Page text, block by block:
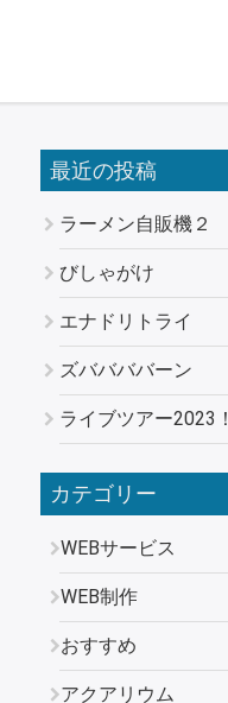
最近の投稿
ラーメン自販機２
びしゃがけ
エナドリトライ
ズババババーン
ライブツアー2023！
カテゴリー
WEBサービス
WEB制作
おすすめ
アクアリウム